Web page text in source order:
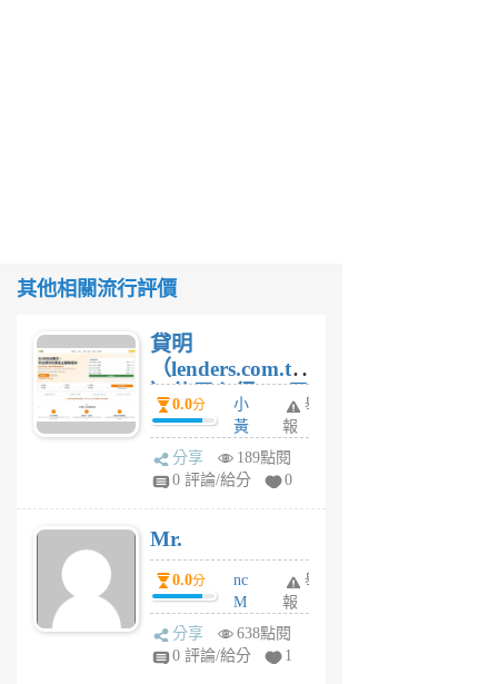
其他相關流行評價
貸明
（lenders.com.tw
）使用心得 — 民
間貸款比較平台
體驗
0.0分
小
黃
蜂
1
舉
報
分享
189點閱
0 評論/給分
0
Mr.
0.0分
nc
M
U
F
舉
報
分享
638點閱
0 評論/給分
1